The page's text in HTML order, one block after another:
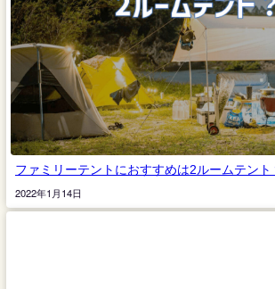
ファミリーテントにおすすめは2ルームテント
2022年1月14日